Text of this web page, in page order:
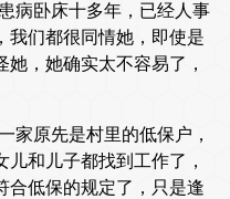
病卧床十多年，已经人事
我们都很同情她，即使是
，她确实太不容易了，
家原先是村里的低保户，
和儿子都找到工作了，
合低保的规定了，只是逢